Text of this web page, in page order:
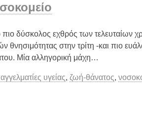
δύσκολος εχθρός των τελευταίων
στην τρίτη -και πιο
Μία αλληγορική μάχη…
υγείας,ζωή-θάνατος,